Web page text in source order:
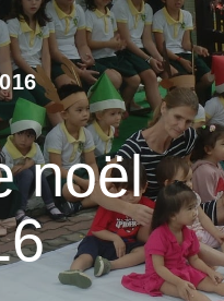
noël